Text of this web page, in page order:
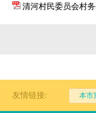
清河村民委员会村
友情链接: 本市